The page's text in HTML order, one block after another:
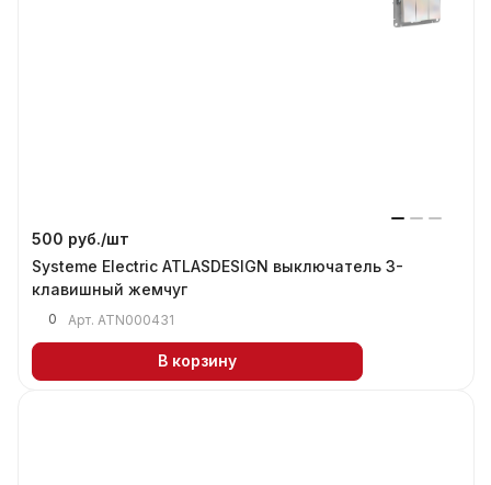
500 руб./шт
Systeme Electric ATLASDESIGN выключатель 3-
клавишный жемчуг
0 Арт. ATN000431
В корзину